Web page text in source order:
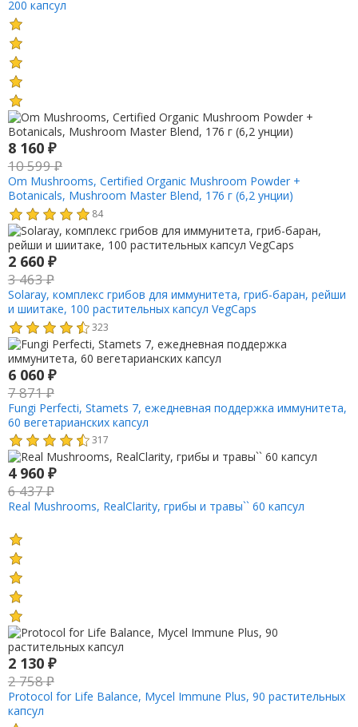
200 капсул
8 160 ₽
10 599₽
Om Mushrooms, Certified Organic Mushroom Powder +
Botanicals, Mushroom Master Blend, 176 г (6,2 унции)
84
2 660 ₽
3 463₽
Solaray, комплекс грибов для иммунитета, гриб-баран, рейши
и шиитаке, 100 растительных капсул VegCaps
323
6 060 ₽
7 871₽
Fungi Perfecti, Stamets 7, ежедневная поддержка иммунитета,
60 вегетарианских капсул
317
4 960 ₽
6 437₽
Real Mushrooms, RealClarity, грибы и травы`` 60 капсул
2 130 ₽
2 758₽
Protocol for Life Balance, Mycel Immune Plus, 90 растительных
капсул